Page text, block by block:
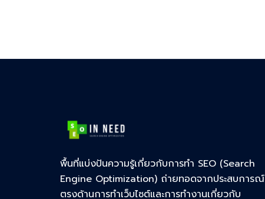
พื้นที่แบ่งปันความรู้เกี่ยวกับการทำ SEO (Search
Engine Optimization) ถ่ายทอดจากประสบการณ์
ตรงด้านการทำเว็บไซต์และการทำงานเกี่ยวกับ